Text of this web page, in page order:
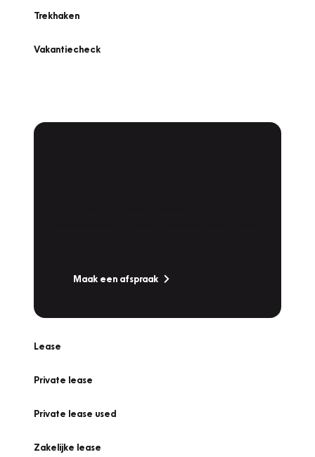
Trekhaken
Vakantiecheck
Maak een afspraak
Lease
Private lease
Private lease used
Zakelijke lease